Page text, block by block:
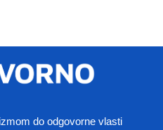
do odgovorne vlasti